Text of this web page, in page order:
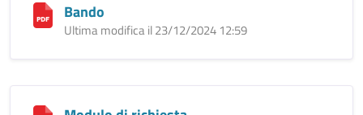
Bando
Ultima modifica il 23/12/2024 12:59